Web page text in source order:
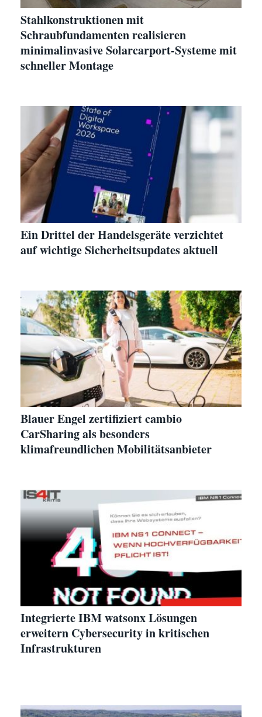
Stahlkonstruktionen mit
Schraubfundamenten realisieren
minimalinvasive Solarcarport-Systeme mit
schneller Montage
Ein Drittel der Handelsgeräte verzichtet
auf wichtige Sicherheitsupdates aktuell
Blauer Engel zertifiziert cambio
CarSharing als besonders
klimafreundlichen Mobilitätsanbieter
Integrierte IBM watsonx Lösungen
erweitern Cybersecurity in kritischen
Infrastrukturen